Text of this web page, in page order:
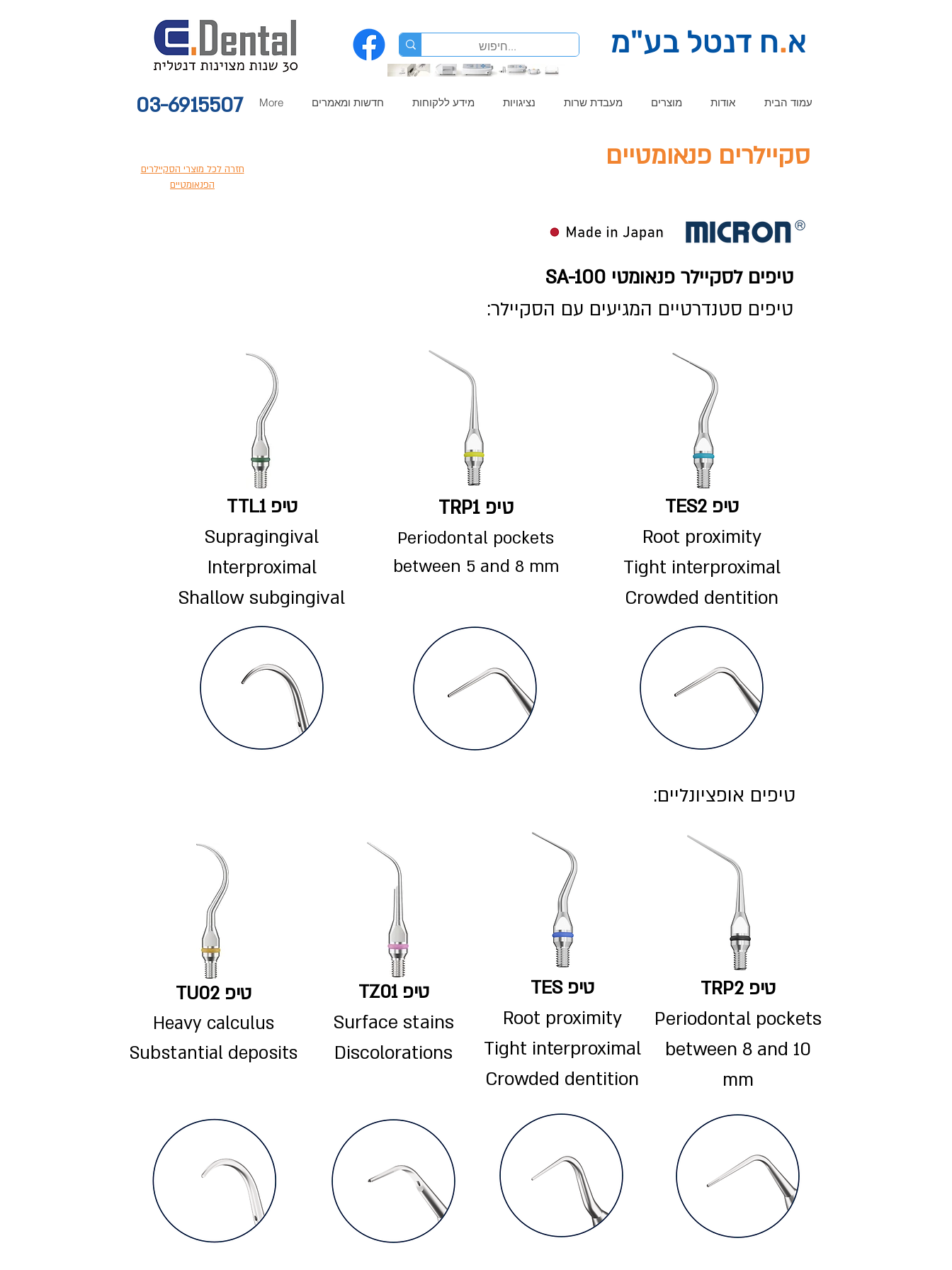
א.ח דנטל בע"מ
03-6915507 עמוד הבית אודות מוצרים מעבדת שרות נציגויות מידע ללקוחות חדשות ומאמרים More
חזרה לכל מוצרי הסקיילרים
הפנאומטיים
סקיילרים פנאומטיים
טיפים לסקיילר פנאומטי SA-100
טיפים סטנדרטיים המגיעים עם הסקיילר:
טיפ TTL1
Supragingival
Interproximal
Shallow subgingival
טיפ TRP1​​
Periodontal pockets
between 5 and 8 mm
טיפ TES2
​Root proximity
Tight interproximal
Crowded dentition
טיפים אופציונליים:
טיפ TU02
Heavy calculus
Substantial deposits
טיפ TES
Root proximity
Tight interproximal
Crowded dentition
טיפ TZ01
Surface stains
Discolorations
טיפ TRP2
Periodontal pockets
between 8 and 10
mm